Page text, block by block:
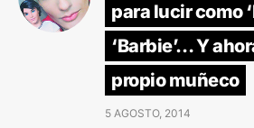
para lucir como
‘Barbie’… Y
propio muñeco
5 AGOSTO, 2014